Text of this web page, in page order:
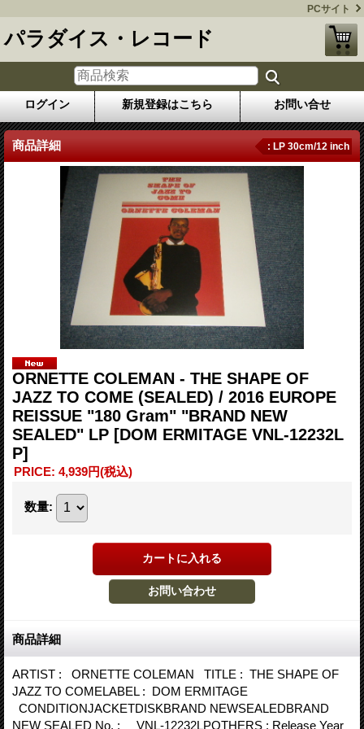
PCサイト
パラダイス・レコード
ログイン 新規登録はこちら お問い合せ
商品詳細 : LP 30cm/12 inch
ORNETTE COLEMAN - THE SHAPE OF
JAZZ TO COME (SEALED) / 2016 EUROPE
REISSUE "180 Gram" "BRAND NEW
SEALED" LP [DOM ERMITAGE VNL-12232L
P]
PRICE: 4,939円(税込)
数量:
商品詳細
ARTIST : ORNETTE COLEMAN TITLE : THE SHAPE OF
JAZZ TO COMELABEL : DOM ERMITAGE
CONDITIONJACKETDISKBRAND NEWSEALEDBRAND
NEW SEALED No. : VNL-12232LPOTHERS : Release Year